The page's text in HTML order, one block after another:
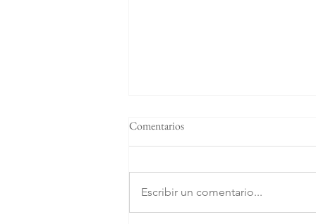
Comentarios
Escribir un comentario...